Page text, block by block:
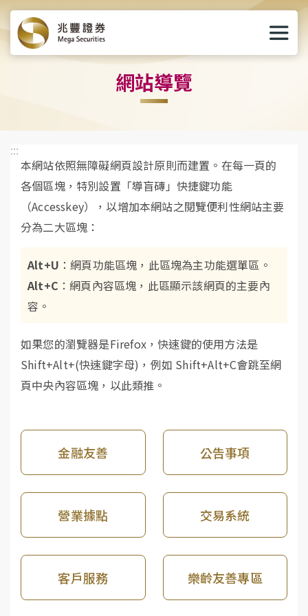
兆豐證券
開啟
選單
網站導覽
:::
本網站依照無障礙網頁設計原則而建置。在每一頁的
各個區塊，特別設置「導盲磚」快捷鍵功能
（Accesskey），以增加本網站之閱覽便利性網站主要
分為二大區塊：
Alt+U ：網頁功能區塊，此區塊為主功能選單區。
Alt+C ：網頁內容區塊，此區顯示該網頁的主要內
容。
如果您的瀏覽器是Firefox，快速鍵的使用方法是
Shift+Alt+(快速鍵字母)，例如 Shift+Alt+C會跳至網
頁中央內容區塊，以此類推。
金融友善 公告事項
營業據點 交易系統
客戶服務 樂齡友善專區